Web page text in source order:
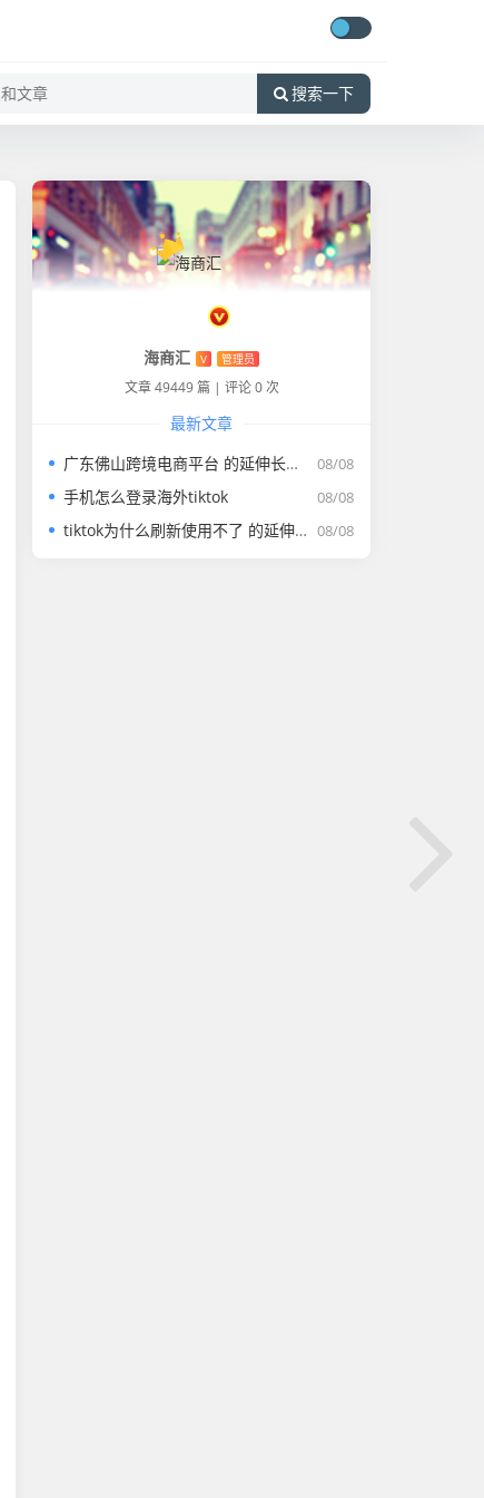
搜索一下
海商汇 V 管理员
文章 49449 篇 | 评论 0 次
最新文章
08/08
广东佛山跨境电商平台 的延伸长尾关键词有什么
08/08
手机怎么登录海外tiktok
08/08
tiktok为什么刷新使用不了 的延伸长尾关键词有哪些